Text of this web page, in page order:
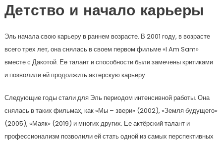
Детство и начало карьеры
Эль начала свою карьеру в раннем возрасте. В 2001 году, в возрасте
всего трех лет, она снялась в своем первом фильме «I Am Sam»
вместе с Дакотой. Ее талант и способности были замечены критиками
и позволили ей продолжить актерскую карьеру.
Следующие годы стали для Эль периодом интенсивной работы. Она
снялась в таких фильмах, как «Мы – звери» (2002), «Земля будущего»
(2005), «Маяк» (2019) и многих других. Ее актёрский талант и
профессионализм позволили ей стать одной из самых перспективных